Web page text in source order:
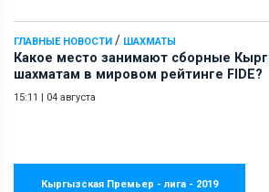
ГЛАВНЫЕ НОВОСТИ / ШАХМАТЫ
Какое место занимают сборные
шахматам в мировом рейтинге FIDE?
15:11 | 04 августа
Кыргызская Премьер - лига - 2019